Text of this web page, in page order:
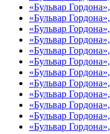
«Бульвар
«Бульвар
«Бульвар
«Бульвар
«Бульвар
«Бульвар
«Бульвар
«Бульвар
«Бульвар
«Бульвар
«Бульвар
«Бульвар